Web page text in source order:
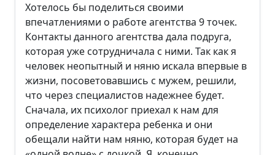
Хотелось бы поделиться своими
впечатлениями о работе агентства 9 точек.
Контакты данного агентства дала подруга,
которая уже сотрудничала с ними. Так как я
человек неопытный и няню искала впервые в
жизни, посоветовавшись с мужем, решили,
что через специалистов надежнее будет.
Сначала, их психолог приехал к нам для
определение характера ребенка и они
обещали найти нам няню, которая будет на